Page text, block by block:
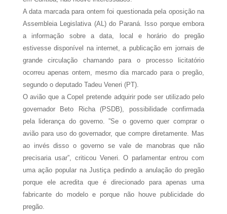
A data marcada para ontem foi questionada pela oposição na
Assembleia Legislativa (AL) do Paraná. Isso porque embora
a informação sobre a data, local e horário do pregão
estivesse disponível na internet, a publicação em jornais de
grande circulação chamando para o processo licitatório
ocorreu apenas ontem, mesmo dia marcado para o pregão,
segundo o deputado Tadeu Veneri (PT).
O avião que a Copel pretende adquirir pode ser utilizado pelo
governador Beto Richa (PSDB), possibilidade confirmada
pela liderança do governo. ”Se o governo quer comprar o
avião para uso do governador, que compre diretamente. Mas
ao invés disso o governo se vale de manobras que não
precisaria usar”, criticou Veneri. O parlamentar entrou com
uma ação popular na Justiça pedindo a anulação do pregão
porque ele acredita que é direcionado para apenas uma
fabricante do modelo e porque não houve publicidade do
pregão.